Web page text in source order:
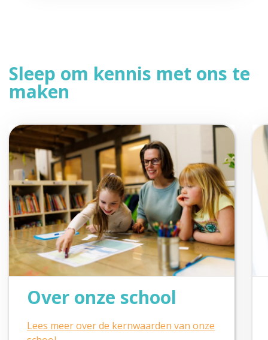
Sleep om kennis met ons te
maken
Over onze school
Lees meer over de kernwaarden van onze